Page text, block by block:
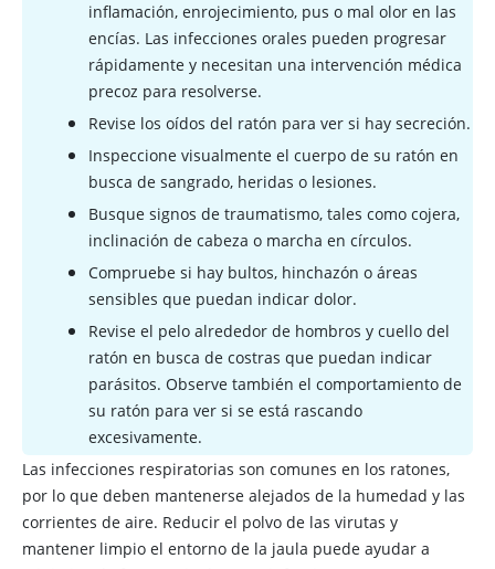
inflamación, enrojecimiento, pus o mal olor en las
encías. Las infecciones orales pueden progresar
rápidamente y necesitan una intervención médica
precoz para resolverse.
Revise los oídos del ratón para ver si hay secreción.
Inspeccione visualmente el cuerpo de su ratón en
busca de sangrado, heridas o lesiones.
Busque signos de traumatismo, tales como cojera,
inclinación de cabeza o marcha en círculos.
Compruebe si hay bultos, hinchazón o áreas
sensibles que puedan indicar dolor.
Revise el pelo alrededor de hombros y cuello del
ratón en busca de costras que puedan indicar
parásitos. Observe también el comportamiento de
su ratón para ver si se está rascando
excesivamente.
Las infecciones respiratorias son comunes en los ratones,
por lo que deben mantenerse alejados de la humedad y las
corrientes de aire. Reducir el polvo de las virutas y
mantener limpio el entorno de la jaula puede ayudar a